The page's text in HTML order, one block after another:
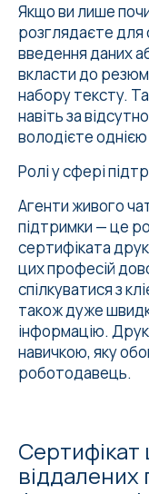
Якщо ви лише
розглядаєте для
введення даних
вкласти до
набору тексту.
навіть за
володієте
Ролі у сфері
Агенти живого
підтримки — це
сертифіката
цих професій
спілкуватися з
також дуже
інформацію.
навичкою, яку
роботодавець.
Сертифікат
віддалених